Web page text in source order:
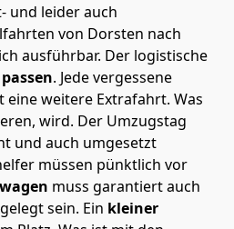
und leider auch
von Dorsten nach
ausführbar. Der logistische
. Jede vergessene
weitere Extrafahrt. Was
wird. Der Umzugstag
und auch umgesetzt
müssen pünktlich vor
muss garantiert auch
sein. Ein kleiner